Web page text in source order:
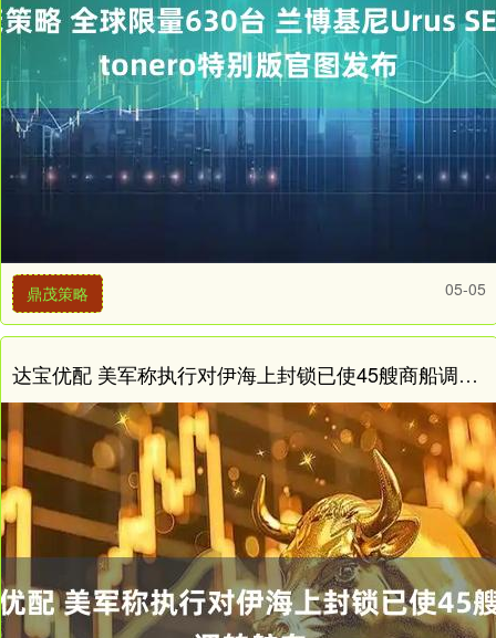
鼎茂策略 05-05
达宝优配 美军称执行对伊海上封锁已使45艘商船调转航向